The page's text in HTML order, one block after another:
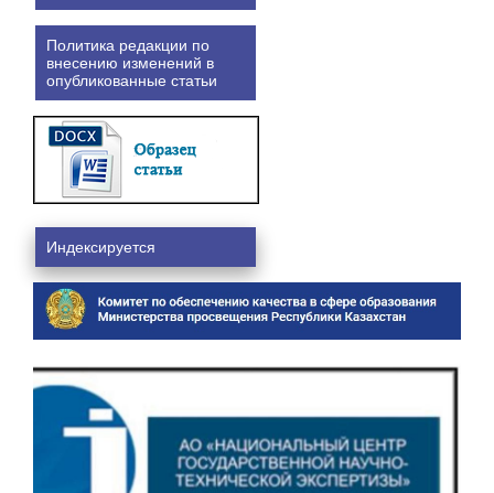
Политика редакции по
внесению изменений в
опубликованные статьи
Индексируется